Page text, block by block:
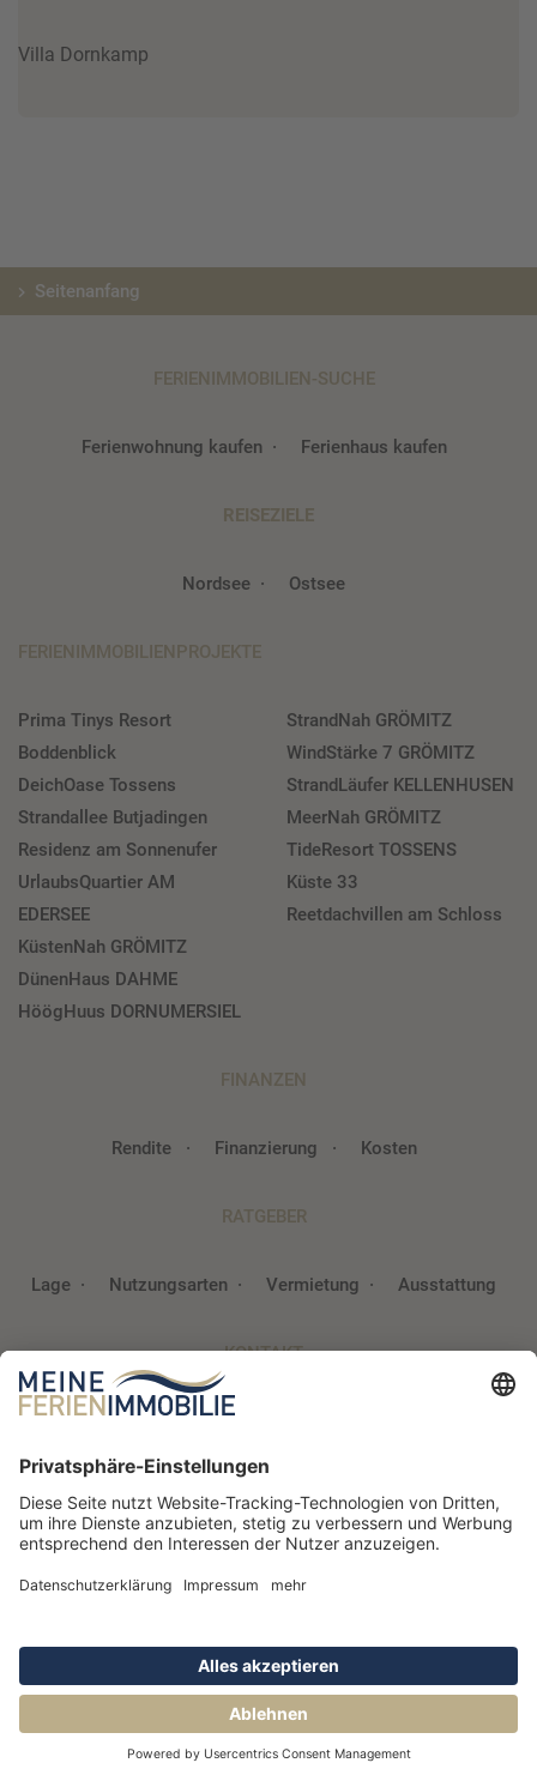
Villa Dornkamp
Seitenanfang
FERIENIMMOBILIEN-SUCHE
Ferienwohnung kaufen Ferienhaus kaufen
REISEZIELE
Nordsee Ostsee
FERIENIMMOBILIENPROJEKTE
Prima Tinys Resort
Boddenblick
DeichOase Tossens
Strandallee Butjadingen
Residenz am Sonnenufer
UrlaubsQuartier AM
EDERSEE
KüstenNah GRÖMITZ
DünenHaus DAHME
HöögHuus DORNUMERSIEL
StrandNah GRÖMITZ
WindStärke 7 GRÖMITZ
StrandLäufer KELLENHUSEN
MeerNah GRÖMITZ
TideResort TOSSENS
Küste 33
Reetdachvillen am Schloss
FINANZEN
Rendite Finanzierung Kosten
RATGEBER
Lage Nutzungsarten Vermietung Ausstattung
KONTAKT
Meine Ferienimmobilie GmbH
Hamburg
Newsletter